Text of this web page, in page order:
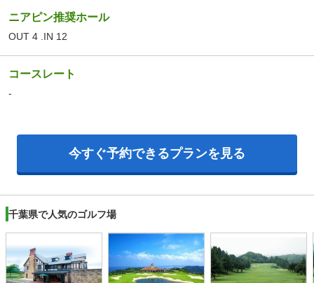
ニアピン推奨ホール
OUT 4 .IN 12
コースレート
-
今すぐ予約できるプランを見る
千葉県で人気のゴルフ場